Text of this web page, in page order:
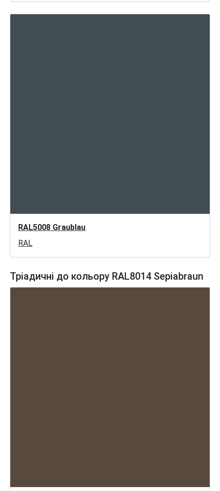
RAL5008 Graublau
RAL
Тріадичні до кольору RAL8014 Sepiabraun